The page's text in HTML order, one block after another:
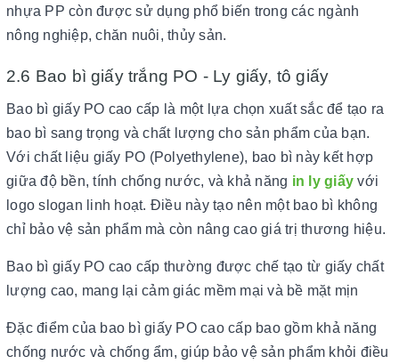
nhựa PP còn được sử dụng phổ biến trong các ngành
nông nghiệp, chăn nuôi, thủy sản.
2.6 Bao bì giấy trắng PO - Ly giấy, tô giấy
Bao bì giấy PO cao cấp là một lựa chọn xuất sắc để tạo ra
bao bì sang trọng và chất lượng cho sản phẩm của bạn.
Với chất liệu giấy PO (Polyethylene), bao bì này kết hợp
giữa độ bền, tính chống nước, và khả năng in ly giấy với
logo slogan linh hoạt. Điều này tạo nên một bao bì không
chỉ bảo vệ sản phẩm mà còn nâng cao giá trị thương hiệu.
Bao bì giấy PO cao cấp thường được chế tạo từ giấy chất
lượng cao, mang lại cảm giác mềm mại và bề mặt mịn
Đặc điểm của bao bì giấy PO cao cấp bao gồm khả năng
chống nước và chống ẩm, giúp bảo vệ sản phẩm khỏi điều